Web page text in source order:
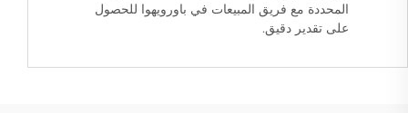
المحددة مع فريق المبيعات في باورويهوا للحصول
على تقدير دقيق.